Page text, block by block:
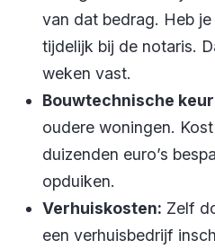
van dat bedrag. Heb
tijdelijk bij de notaris.
weken vast.
Bouwtechnische
oudere woningen.
duizenden euro’s
opduiken.
Verhuiskosten: Zelf
een verhuisbedrijf